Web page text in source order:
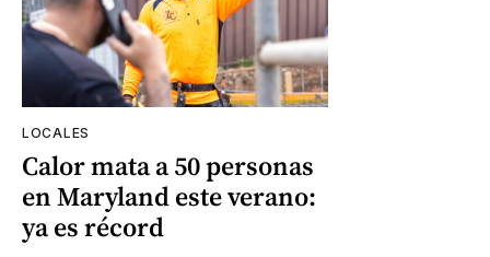
LOCALES
Calor mata a 50 personas
en Maryland este verano:
ya es récord